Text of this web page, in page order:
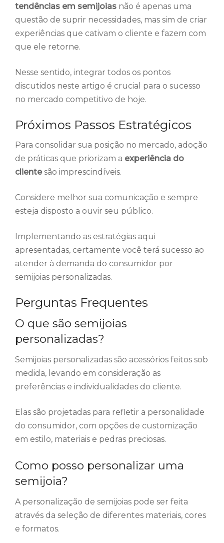
tendências em semijoias não é apenas uma
questão de suprir necessidades, mas sim de criar
experiências que cativam o cliente e fazem com
que ele retorne.
Nesse sentido, integrar todos os pontos
discutidos neste artigo é crucial para o sucesso
no mercado competitivo de hoje.
Próximos Passos Estratégicos
Para consolidar sua posição no mercado, adoção
de práticas que priorizam a experiência do
clientesão imprescindíveis.
Considere melhor sua comunicação e sempre
esteja disposto a ouvir seu público.
Implementando as estratégias aqui
apresentadas, certamente você terá sucesso ao
atender à demanda do consumidor por
semijoias personalizadas.
Perguntas Frequentes
O que são semijoias
personalizadas?
Semijoias personalizadas são acessórios feitos sob
medida, levando em consideração as
preferências e individualidades do cliente.
Elas são projetadas para refletir a personalidade
do consumidor, com opções de customização
em estilo, materiais e pedras preciosas.
Como posso personalizar uma
semijoia?
A personalização de semijoias pode ser feita
através da seleção de diferentes materiais, cores
e formatos.